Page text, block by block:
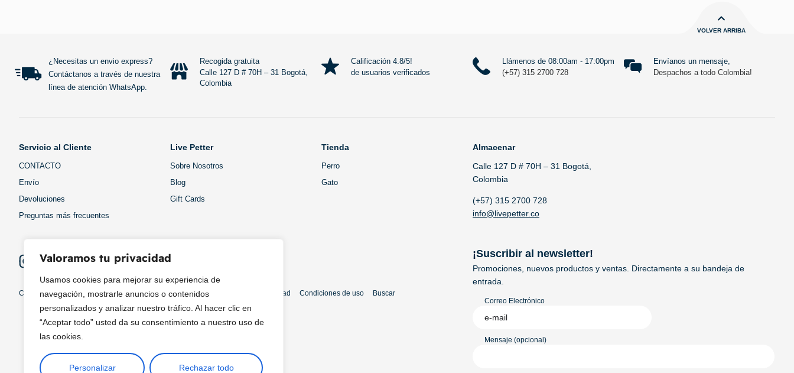
Valoramos tu privacidad
Usamos cookies para mejorar su experiencia de
navegación, mostrarle anuncios o contenidos
personalizados y analizar nuestro tráfico. Al hacer clic en
“Aceptar todo” usted da su consentimiento a nuestro uso de
las cookies.
Personalizar Rechazar todo
VOLVER ARRIBA
¿Necesitas un envio express?
Contáctanos a través de nuestra
línea de atención WhatsApp.
Recogida gratuita
Calle 127 D # 70H – 31 Bogotá,
Colombia
Calificación 4.8/5!
de usuarios verificados
Llámenos de 08:00am - 17:00pm
(+57) 315 2700 728
Envíanos un mensaje,
Despachos a todo Colombia!
Servicio al Cliente
CONTACTO
Envío
Devoluciones
Preguntas más frecuentes
Live Petter
Sobre Nosotros
Blog
Gift Cards
Tienda
Perro
Gato
Almacenar
Calle 127 D # 70H – 31 Bogotá,
Colombia
(+57) 315 2700 728
info@livepetter.co
Copyright © 2025 ¦ livepetter: Todos los derechos reservados. política de privacidad Condiciones de uso Buscar
¡Suscribir al newsletter!
Promociones, nuevos productos y ventas. Directamente a su bandeja de
entrada.
Correo Electrónico
Mensaje (opcional)